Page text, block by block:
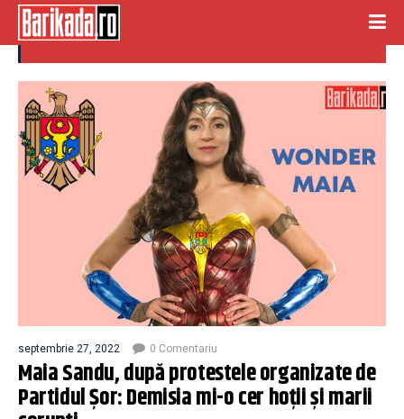
marii corupti
septembrie 27, 2022 0 Comentariu
Maia Sandu, după protestele organizate de
Partidul Șor: Demisia mi-o cer hoții și marii